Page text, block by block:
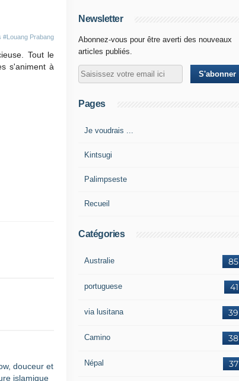
#Louang Prabang
Tout le
s'animent à
Newsletter
Abonnez-vous pour être averti des nouveaux
articles publiés.
Pages
Je voudrais ...
Kintsugi
Palimpseste
Recueil
Catégories
85
Australie
41
portuguese
39
via lusitana
38
Camino
37
Népal